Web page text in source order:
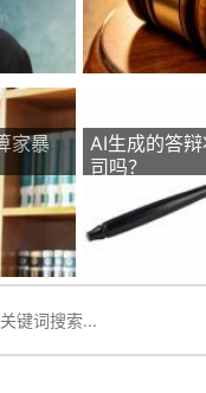
家暴
AI生成的答
司吗？